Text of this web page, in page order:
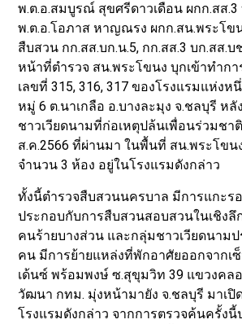
พ.ต.อ.สมบูรณ์ สุขศรีดาวเดือน ผกก.สส.3
พ.ต.อ.โอภาส หาญณรง ผกก.สน.พระโข
สืบสวน กก.สส.บก.น.5, กก.สส.3 บก.สส.บ
หน้าที่ตำรวจ สน.พระโขนง บุกเข้าทำก
เลขที่ 315, 316, 317 ของโรงแรมแห่งห
หมู่ 6 ต.นาเกลือ อ.บางละมุง จ.ชลบุรี หลั
ชาวเวียดนามที่ก่อเหตุปล้นเพื่อนร่วมชา
ส.ค.2566 ที่ผ่านมา ในพื้นที่ สน.พระโขน
จำนวน 3 ห้อง อยู่ในโรงแรมดังกล่าว
ทั้งนี้ตำรวจสืบสวนนครบาล มีการแกะร
ประกอบกับการสืบสวนสอบสวนในเชิง
คนร้ายบางส่วน และกลุ่มชาวเวียดนาม
คน มีการย้ายแหล่งที่พักอาศัยออกจากเ
เด้นซ์ พร้อมพงษ์ ซ.สุขุมวิท 39 แขวงคล
วัฒนา กทม. มุ่งหน้ามายัง จ.ชลบุรี มาเปิ
โรงแรมดังกล่าว จากการตรวจค้นครั้ง